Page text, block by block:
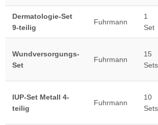
Dermatologie-Set
9-teilig
Fuhrmann
1
Set
Wundversorgungs-
Set
Fuhrmann
15
Sets
IUP-Set Metall 4-
teilig
Fuhrmann
10
Sets